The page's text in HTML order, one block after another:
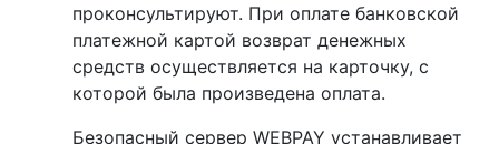
проконсультируют. При оплате банковской
платежной картой возврат денежных
средств осуществляется на карточку, с
которой была произведена оплата.
Безопасный сервер WEBPAY устанавливает